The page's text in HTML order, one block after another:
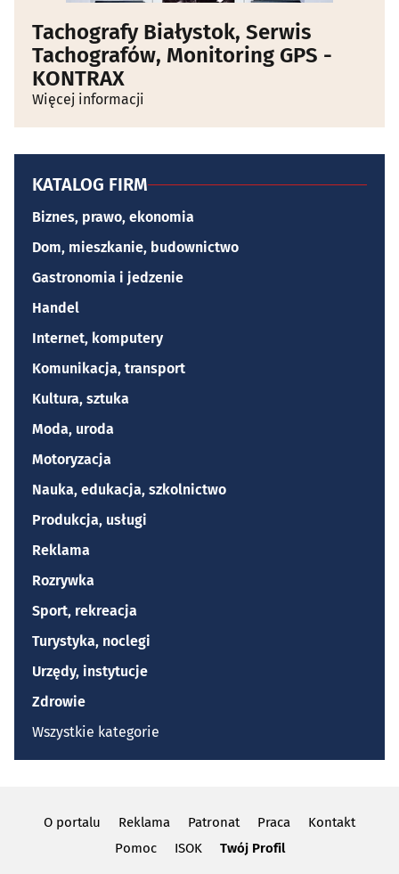
Tachografy Białystok, Serwis
Tachografów, Monitoring GPS -
KONTRAX
Więcej informacji
KATALOG FIRM
Biznes, prawo, ekonomia
Dom, mieszkanie, budownictwo
Gastronomia i jedzenie
Handel
Internet, komputery
Komunikacja, transport
Kultura, sztuka
Moda, uroda
Motoryzacja
Nauka, edukacja, szkolnictwo
Produkcja, usługi
Reklama
Rozrywka
Sport, rekreacja
Turystyka, noclegi
Urzędy, instytucje
Zdrowie
Wszystkie kategorie
O portalu Reklama Patronat Praca
Kontakt
Pomoc
ISOK Twój Profil